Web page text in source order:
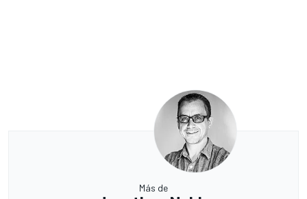
Más de